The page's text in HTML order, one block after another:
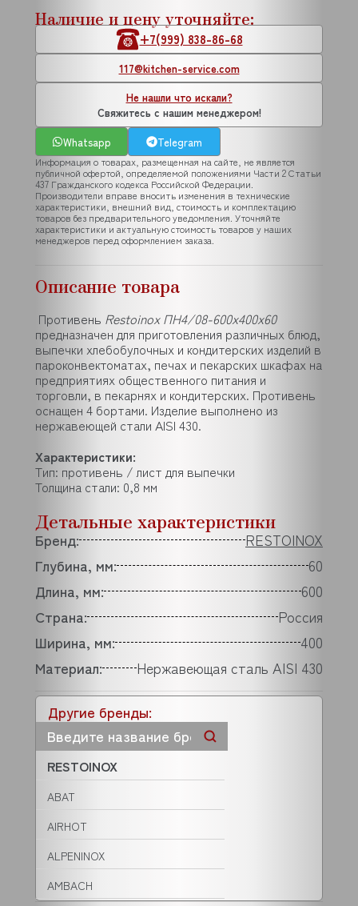
Другие бренды:
RESTOINOX
ABAT
AIRHOT
ALPENINOX
AMBACH
Наличие и цену уточняйте:
+7(999) 838-86-68
117@kitchen-service.com
Не нашли что искали?
Свяжитесь с нашим менеджером!
Whatsapp
Telegram
Информация о товарах, размещенная на сайте, не является
публичной офертой, определяемой положениями Части 2 Статьи
437 Гражданского кодекса Российской Федерации.
Производители вправе вносить изменения в технические
характеристики, внешний вид, стоимость и комплектацию
товаров без предварительного уведомления. Уточняйте
характеристики и актуальную стоимость товаров у наших
менеджеров перед оформлением заказа.
Описание товара
Противень Restoinox ПН4/08-600х400х60
предназначен для приготовления различных блюд,
выпечки хлебобулочных и кондитерских изделий в
пароконвектоматах, печах и пекарских шкафах на
предприятиях общественного питания и
торговли, в пекарнях и кондитерских. Противень
оснащен 4 бортами. Изделие выполнено из
нержавеющей стали AISI 430.
Характеристики:
Тип: противень / лист для выпечки
Толщина стали: 0,8 мм
Детальные характеристики
Бренд:
RESTOINOX
Глубина, мм:
60
Длина, мм:
600
Страна:
Россия
Ширина, мм:
400
Материал:
Нержавеющая сталь AISI 430